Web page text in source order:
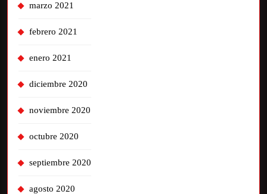
marzo 2021
febrero 2021
enero 2021
diciembre 2020
noviembre 2020
octubre 2020
septiembre 2020
agosto 2020